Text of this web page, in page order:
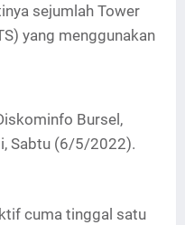
sejumlah Tower
yang menggunakan
Bursel,
Sabtu (6/5/2022).
cuma tinggal satu